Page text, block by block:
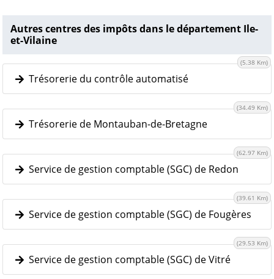
Autres centres des impôts dans le département Ile-
et-Vilaine
Trésorerie du contrôle automatisé
(5.38 Km)
Trésorerie de Montauban-de-Bretagne
(34.49 Km)
Service de gestion comptable (SGC) de Redon
(62.97 Km)
Service de gestion comptable (SGC) de Fougères
(39.61 Km)
Service de gestion comptable (SGC) de Vitré
(29.53 Km)